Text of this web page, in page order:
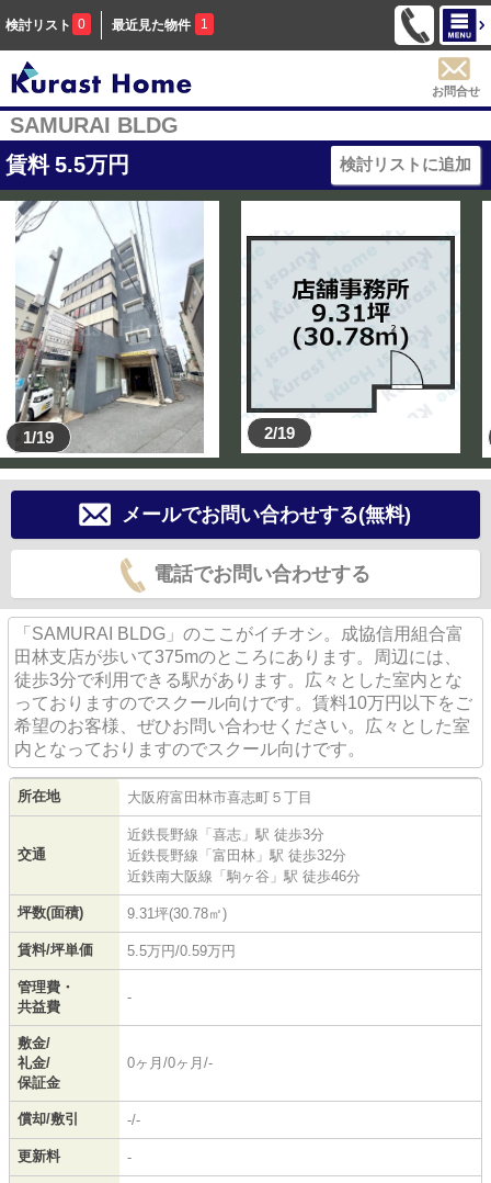
検討リスト 0 最近見た物件 1
お問合せ
SAMURAI BLDG
賃料 5.5万円 検討リストに追加
1/19 2/19
メールでお問い合わせする(無料)
電話でお問い合わせする
「SAMURAI BLDG」のここがイチオシ。成協信用組合富
田林支店が歩いて375mのところにあります。周辺には、
徒歩3分で利用できる駅があります。広々とした室内とな
っておりますのでスクール向けです。賃料10万円以下をご
希望のお客様、ぜひお問い合わせください。広々とした室
内となっておりますのでスクール向けです。
所在地 大阪府富田林市喜志町 ５丁目
交通
近鉄長野線 「 喜志 」駅 徒歩3分
近鉄長野線 「 富田林 」駅 徒歩32分
近鉄南大阪線 「 駒ヶ谷 」駅 徒歩46分
坪数(面積) 9.31坪(30.78㎡)
賃料/坪単価 5.5万円/0.59万円
管理費・
共益費
-
敷金/
礼金/
保証金
0ヶ月/0ヶ月/-
償却/敷引 -/-
更新料 -